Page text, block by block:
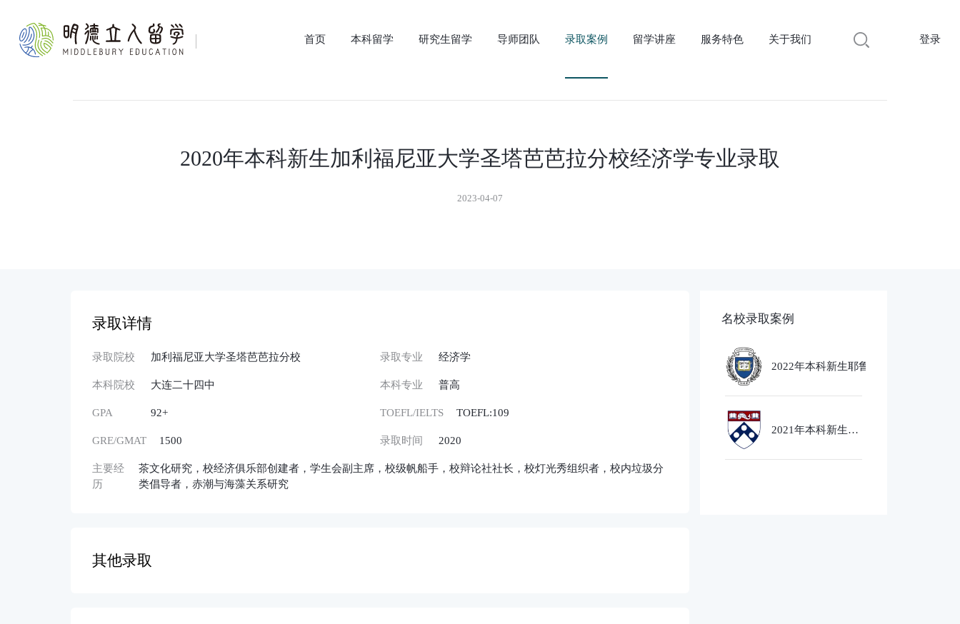
首页 本科留学 研究生留学 导师团队 录取案例 留学讲座 服务特色 关于我们 登录
2020年本科新生加利福尼亚大学圣塔芭芭拉分校经济学专业录取
2023-04-07
录取详情
录取院校 加利福尼亚大学圣塔芭芭拉分校 录取专业 经济学
本科院校 大连二十四中 本科专业 普高
GPA 92+ TOEFL/IELTS TOEFL:109
GRE/GMAT 1500 录取时间 2020
主要经
历
茶文化研究，校经济俱乐部创建者，学生会副主席，校级帆船手，校辩论社社长，校灯光秀组织者，校内垃圾分
类倡导者，赤潮与海藻关系研究
其他录取
名校录取案例
2022年本科新生耶鲁大学
2021年本科新生芝